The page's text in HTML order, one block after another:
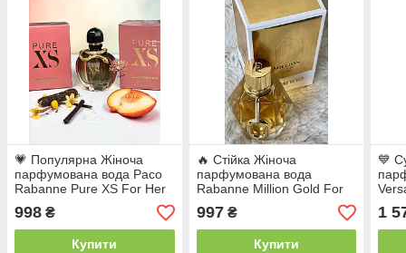
💗 Популярна Жіноча
парфумована вода Paco
Rabanne Pure XS For Her
(Пако Рабані Пур Ікс) 80
мл. Стійкий квітково-
східний аромат
998 ₴
Купити
🔥 Стійка Жіноча
парфумована вода
Rabanne Million Gold For
Her (Рабанне Мілліон
Голд Фор Гер) 90 мл.
Деревно-квітковий аромат
997₴
Купити
💙
Блу
мл
1